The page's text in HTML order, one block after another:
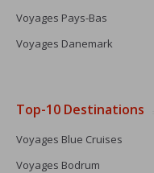
Voyages Pays-Bas
Voyages Danemark
Top-10 Destinations
Voyages Blue Cruises
Voyages Bodrum